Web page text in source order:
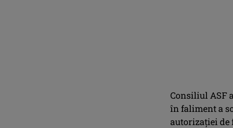
Consiliul ASF
în faliment a
autorizaţiei de